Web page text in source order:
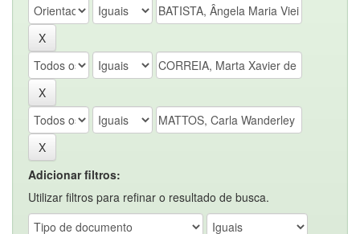
Adicionar filtros:
Utilizar filtros para refinar o resultado de busca.